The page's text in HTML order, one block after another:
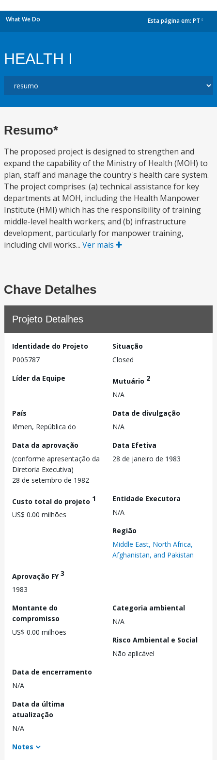
What We Do Esta página em: PT
HEALTH I
Resumo*
The proposed project is designed to strengthen and
expand the capability of the Ministry of Health (MOH) to
plan, staff and manage the country's health care system.
The project comprises: (a) technical assistance for key
departments at MOH, including the Health Manpower
Institute (HMI) which has the responsibility of training
middle-level health workers; and (b) infrastructure
development, particularly for manpower training,
including civil works... Ver mais
Chave Detalhes
Projeto Detalhes
Identidade do Projeto
P005787
Situação
Closed
Líder da Equipe
Mutuário 2
N/A
País
Iêmen, República do
Data de divulgação
N/A
Data da aprovação
(conforme apresentação da
Diretoria Executiva)
28 de setembro de 1982
Data Efetiva
28 de janeiro de 1983
Custo total do projeto 1
US$ 0.00 milhões
Entidade Executora
N/A
Região
Middle East, North Africa,
Afghanistan, and Pakistan
Aprovação FY3
1983
Montante do
compromisso
US$ 0.00 milhões
Categoria ambiental
N/A
Risco Ambiental e Social
Não aplicável
Data de encerramento
N/A
Data da última
atualização
N/A
Notes